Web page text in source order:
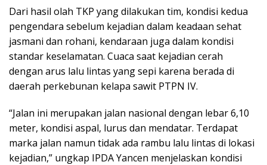
Dari hasil olah TKP yang dilakukan tim, kondisi kedua
pengendara sebelum kejadian dalam keadaan sehat
jasmani dan rohani, kendaraan juga dalam kondisi
standar keselamatan. Cuaca saat kejadian cerah
dengan arus lalu lintas yang sepi karena berada di
daerah perkebunan kelapa sawit PTPN IV.
“Jalan ini merupakan jalan nasional dengan lebar 6,10
meter, kondisi aspal, lurus dan mendatar. Terdapat
marka jalan namun tidak ada rambu lalu lintas di lokasi
kejadian,” ungkap IPDA Yancen menjelaskan kondisi